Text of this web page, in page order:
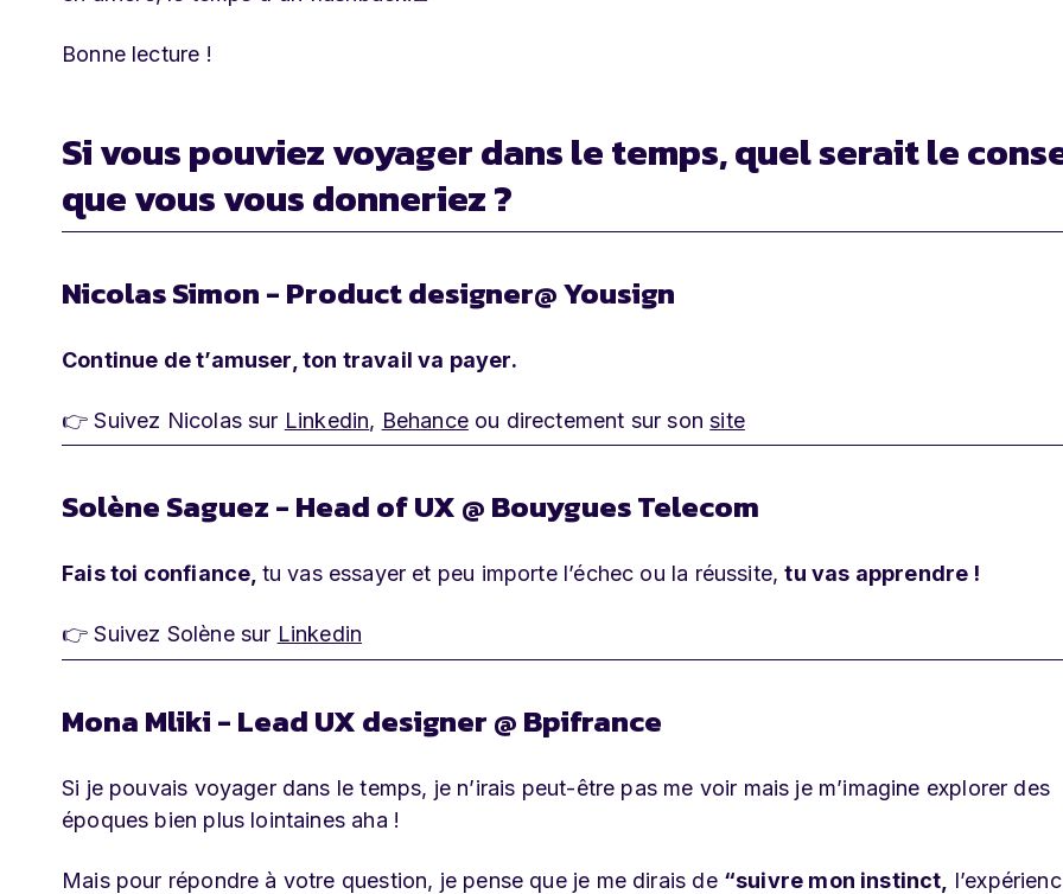
Bonne lecture !
Si vous pouviez voyager dans le temps, quel serait le
que vous vous donneriez ?
Nicolas Simon - Product designer@ Yousign
Continue de t’amuser, ton travail va payer.
👉 Suivez Nicolas sur Linkedin, Behanceou directement sur sonsite
Solène Saguez - Head of UX @ Bouygues Telecom
Fais toi confiance, tu vas essayer et peu importe l’échec ou la réussite,tu vas apprendre !
👉 Suivez Solène sur Linkedin
Mona Mliki - Lead UX designer @ Bpifrance
Si je pouvais voyager dans le temps, je n’irais peut-être pas me voir mais je m’imagine explorer des
époques bien plus lointaines aha !
Mais pour répondre à votre question, je pense que je me dirais de “suivre mon instinct,